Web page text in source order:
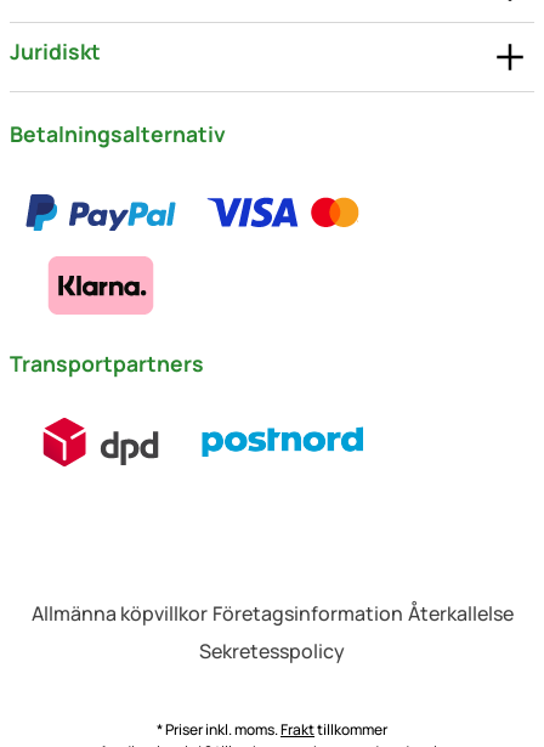
Juridiskt
Betalningsalternativ
Transportpartners
Allmänna köpvillkor Företagsinformation Återkallelse
Sekretesspolicy
* Priser inkl. moms.Frakttillkommer